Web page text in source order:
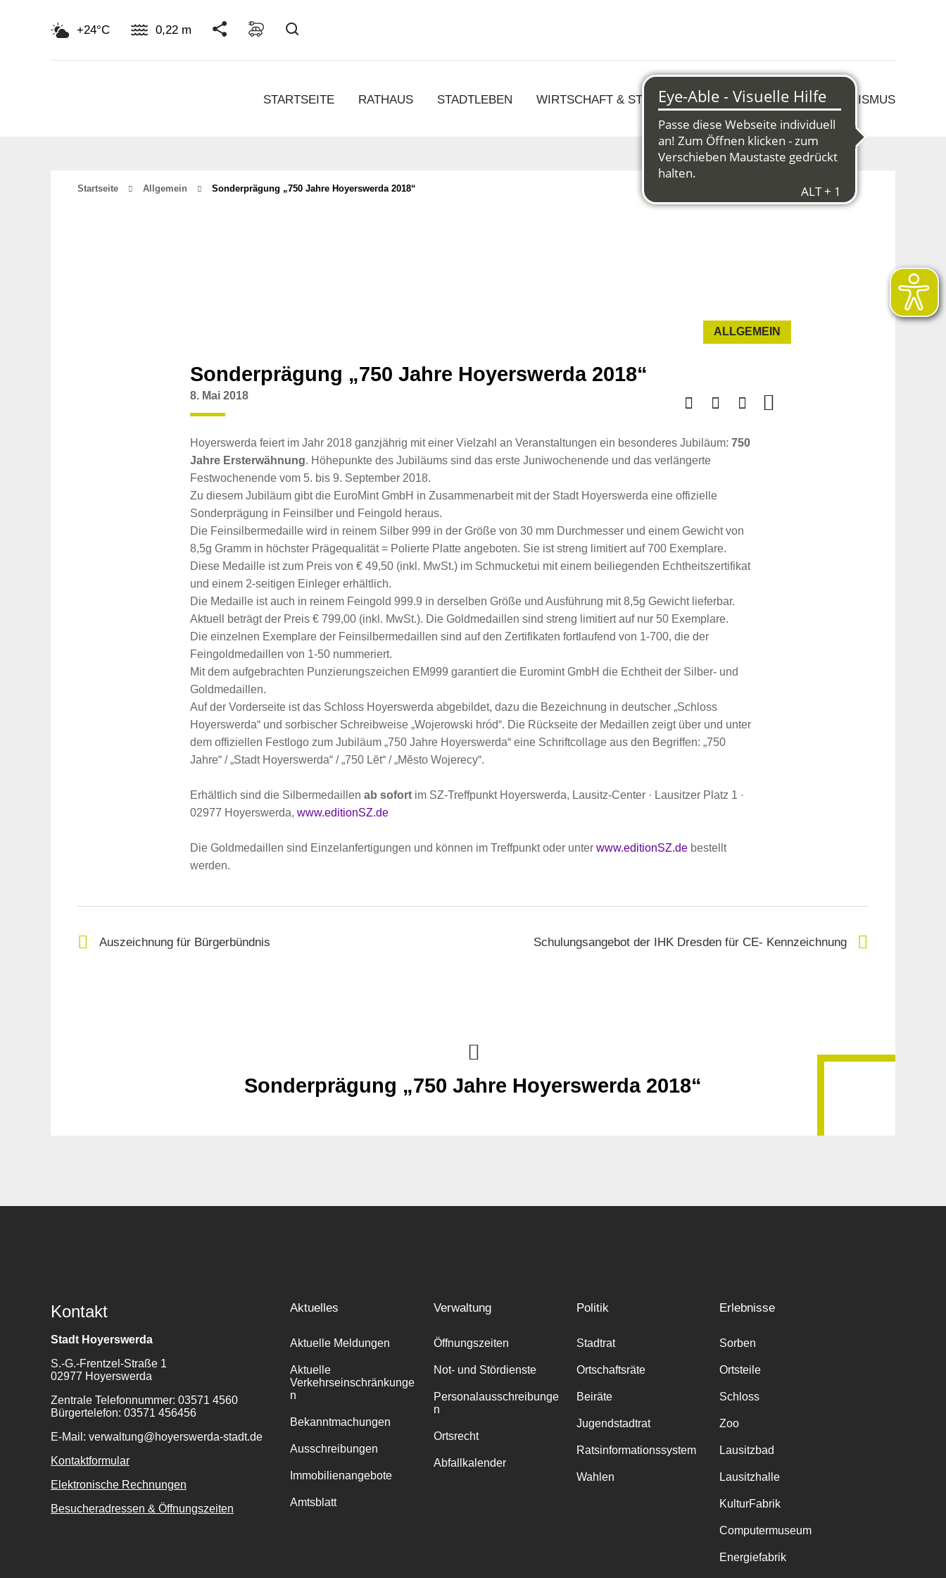
+24°C 0,22 m
STARTSEITE RATHAUS STADTLEBEN WIRTSCHAFT & STRUKTURWANDEL KULTUR & TOURISMUS
Suche
Startseite Allgemein Sonderprägung „750 Jahre Hoyerswerda 2018“
ALLGEMEIN
Sonderprägung „750 Jahre Hoyerswerda 2018“
8. Mai 2018
Hoyerswerda feiert im Jahr 2018 ganzjährig mit einer Vielzahl an Veranstaltungen ein besonderes Jubiläum: 750
Jahre Ersterwähnung. Höhepunkte des Jubiläums sind das erste Juniwochenende und das verlängerte
Festwochenende vom 5. bis 9. September 2018.
Zu diesem Jubiläum gibt die EuroMint GmbH in Zusammenarbeit mit der Stadt Hoyerswerda eine offizielle
Sonderprägung in Feinsilber und Feingold heraus.
Die Feinsilbermedaille wird in reinem Silber 999 in der Größe von 30 mm Durchmesser und einem Gewicht von
8,5g Gramm in höchster Prägequalität = Polierte Platte angeboten. Sie ist streng limitiert auf 700 Exemplare.
Diese Medaille ist zum Preis von € 49,50 (inkl. MwSt.) im Schmucketui mit einem beiliegenden Echtheitszertifikat
und einem 2-seitigen Einleger erhältlich.
Die Medaille ist auch in reinem Feingold 999.9 in derselben Größe und Ausführung mit 8,5g Gewicht lieferbar.
Aktuell beträgt der Preis € 799,00 (inkl. MwSt.). Die Goldmedaillen sind streng limitiert auf nur 50 Exemplare.
Die einzelnen Exemplare der Feinsilbermedaillen sind auf den Zertifikaten fortlaufend von 1-700, die der
Feingoldmedaillen von 1-50 nummeriert.
Mit dem aufgebrachten Punzierungszeichen EM999 garantiert die Euromint GmbH die Echtheit der Silber- und
Goldmedaillen.
Auf der Vorderseite ist das Schloss Hoyerswerda abgebildet, dazu die Bezeichnung in deutscher „Schloss
Hoyerswerda“ und sorbischer Schreibweise „Wojerowski hród“. Die Rückseite der Medaillen zeigt über und unter
dem offiziellen Festlogo zum Jubiläum „750 Jahre Hoyerswerda“ eine Schriftcollage aus den Begriffen: „750
Jahre“ / „Stadt Hoyerswerda“ / „750 Lĕt“ / „Mĕsto Wojerecy“.
Erhältlich sind die Silbermedaillen ab sofort im SZ-Treffpunkt Hoyerswerda, Lausitz-Center · Lausitzer Platz 1 ·
02977 Hoyerswerda, www.editionSZ.de
Die Goldmedaillen sind Einzelanfertigungen und können im Treffpunkt oder unter www.editionSZ.de bestellt
werden.
Auszeichnung für Bürgerbündnis Schulungsangebot der IHK Dresden für CE- Kennzeichnung
Sonderprägung „750 Jahre Hoyerswerda 2018“
Kontakt
Stadt Hoyerswerda
S.-G.-Frentzel-Straße 1
02977 Hoyerswerda
Zentrale Telefonnummer: 03571 4560
Bürgertelefon: 03571 456456
E-Mail: verwaltung@hoyerswerda-stadt.de
Kontaktformular
Elektronische Rechnungen
Besucheradressen & Öffnungszeiten
Aktuelles
Aktuelle Meldungen
Aktuelle
Verkehrseinschränkunge
n
Bekanntmachungen
Ausschreibungen
Immobilienangebote
Amtsblatt
Verwaltung
Öffnungszeiten
Not- und Stördienste
Personalausschreibunge
n
Ortsrecht
Abfallkalender
Politik
Stadtrat
Ortschaftsräte
Beiräte
Jugendstadtrat
Ratsinformationssystem
Wahlen
Erlebnisse
Sorben
Ortsteile
Schloss
Zoo
Lausitzbad
Lausitzhalle
KulturFabrik
Computermuseum
Energiefabrik